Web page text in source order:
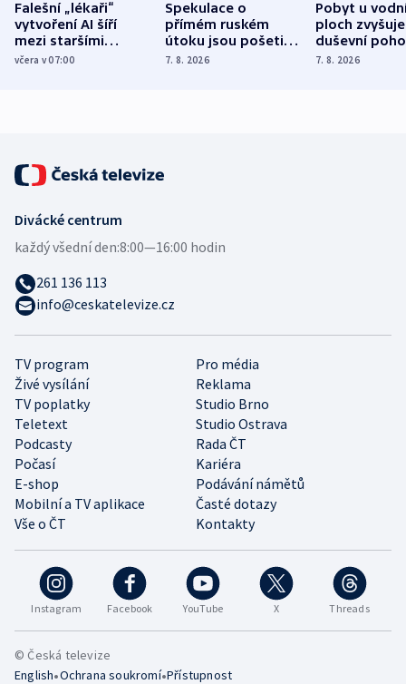
Falešní „lékaři“
vytvoření AI šíří
mezi staršími
Poláky nebezpečné
včera v 07:00
Spekulace o
přímém ruském
útoku jsou pošetilé,
míní estonský
7. 8. 2026
Pobyt u
ploch zvyšuje
duševní
ukázala
7. 8. 2026
Instagram Facebook YouTube X Threads
TV program
Pro média
Živé vysílání
Reklama
TV poplatky
Studio Brno
Teletext
Studio Ostrava
Podcasty
Rada ČT
Počasí
Kariéra
E-shop
Podávání námětů
Mobilní a TV aplikace
Časté dotazy
Vše o ČT
Kontakty
Divácké centrum
každý všední den:8:00—16:00 hodin
261 136 113
info@ceskatelevize.cz
© Česká televize
English•Ochrana soukromí•Přístupnost